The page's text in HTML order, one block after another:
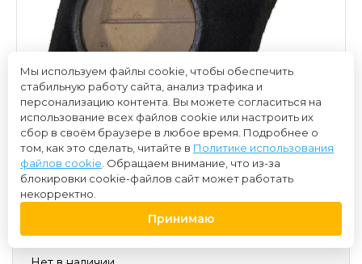
8 500 ₽
Мы используем файлы cookie, чтобы обеспечить
стабильную работу сайта, анализ трафика и
персонализацию контента. Вы можете согласиться на
использование всех файлов cookie или настроить их
сбор в своём браузере в любое время. Подробнее о
том, как это сделать, читайте в Политике использования
файлов cookie . Обращаем внимание, что из-за
блокировки cookie-файлов сайт может работать
некорректно.
Принимаю